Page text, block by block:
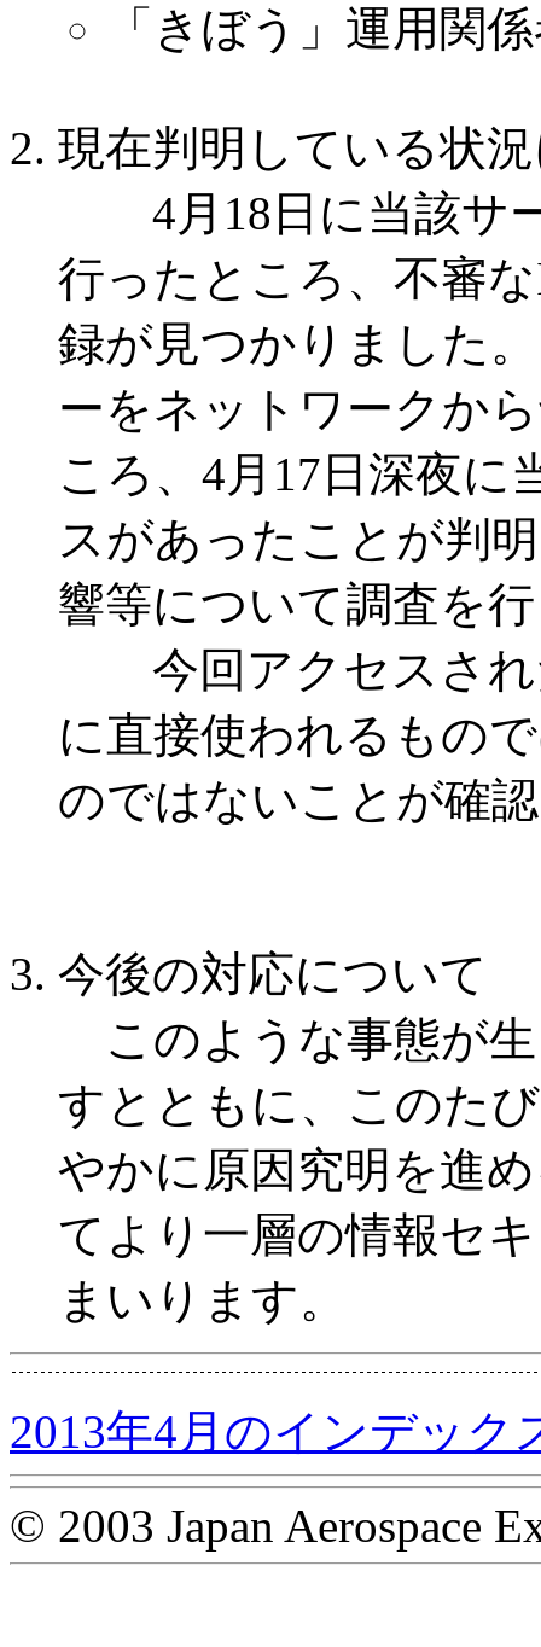
「きぼう」運用関
現在判明している状
4月18日に当該サー
行ったところ、不審
録が見つかりました
ーをネットワークか
ころ、4月17日深夜に
スがあったことが判
響等について調査を
今回アクセスされ
に直接使われるもの
のではないことが確
今後の対応について
このような事態が
すとともに、このた
やかに原因究明を進
てより一層の情報セ
まいります。
2013年4月のインデック
© 2003 Japan Aerospace